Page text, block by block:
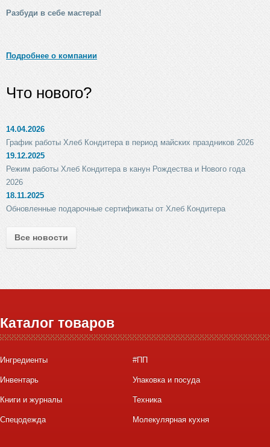
Разбуди в себе мастера!
Подробнее о компании
Что нового?
14.04.2026
График работы Хлеб Кондитера в период майских праздников 2026
19.12.2025
Режим работы Хлеб Кондитера в канун Рождества и Нового года
2026
18.11.2025
Обновленные подарочные сертификаты от Хлеб Кондитера
Все новости
Каталог товаров
Ингредиенты #ПП
Инвентарь Упаковка и посуда
Книги и журналы Техника
Спецодежда Молекулярная кухня